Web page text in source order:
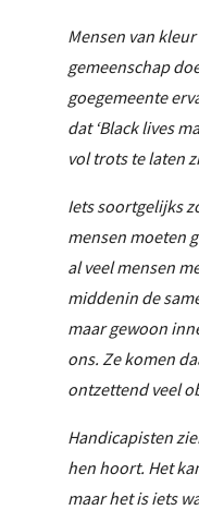
Mensen van
gemeenschap
goegemeente
dat ‘Black lives
vol trots te laten
Iets soortgelijks
mensen moeten
al veel mensen
middenin de
maar gewoon
ons. Ze komen
ontzettend veel
Handicapisten
hen hoort. Het
maar het is iets